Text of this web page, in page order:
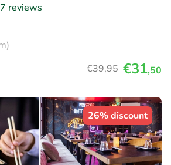
reviews
€39,95 €31,50
26% discount